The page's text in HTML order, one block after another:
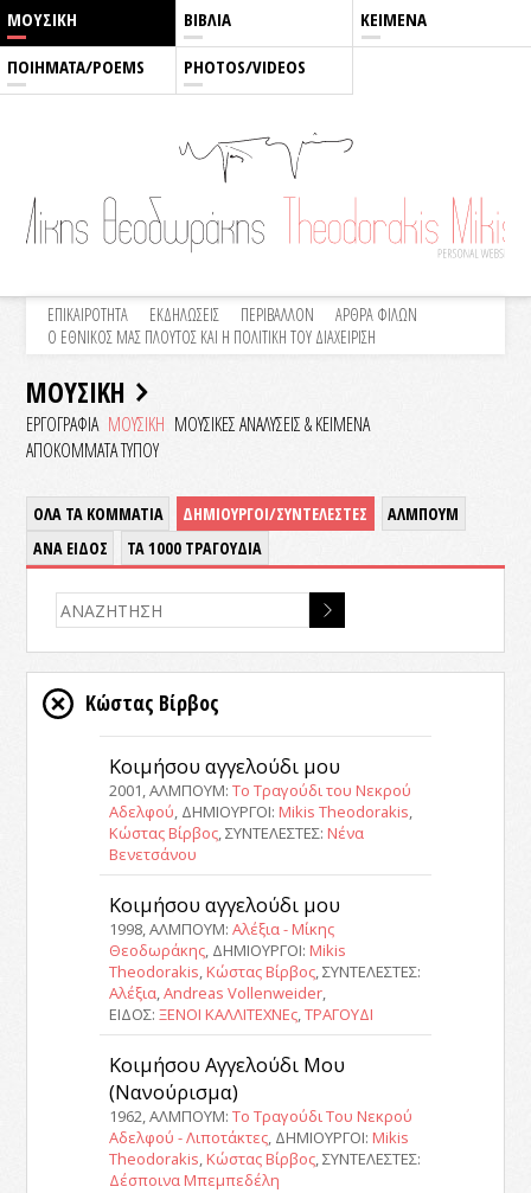
ΜΟΥΣΙΚΗ ΒΙΒΛΙΑ ΚΕΙΜΕΝΑ
ΠΟΙΗΜΑΤΑ/POEMS PHOTOS/VIDEOS
ΕΠΙΚΑΙΡΟΤΗΤΑ ΕΚΔΗΛΩΣΕΙΣ ΠΕΡΙΒΑΛΛΟΝ
ΑΡΘΡΑ ΦΙΛΩΝ
Ο ΕΘΝΙΚΟΣ ΜΑΣ ΠΛΟΥΤΟΣ ΚΑΙ Η ΠΟΛΙΤΙΚΗ ΤΟΥ ΔΙΑΧΕΙΡΙΣΗ
ΜΟΥΣΙΚΗ
ΕΡΓΟΓΡΑΦΙΑ ΜΟΥΣΙΚΗ ΜΟΥΣΙΚΕΣ ΑΝΑΛΥΣΕΙΣ & KEIMENA
ΑΠΟΚΟΜΜΑΤΑ ΤΥΠΟΥ
ΟΛΑ ΤΑ ΚΟΜΜΑΤΙΑ ΔΗΜΙΟΥΡΓΟΙ/ΣΥΝΤΕΛΕΣΤΕΣ
ΑΛΜΠΟΥΜ
ΑΝΑ ΕΙΔΟΣ
ΤΑ 1000 ΤΡΑΓΟΥΔΙΑ
Κώστας Βίρβος
Κοιμήσου αγγελούδι μου
2001, ΑΛΜΠΟΥΜ: Το Τραγούδι του Νεκρού
Αδελφού, ΔΗΜΙΟΥΡΓΟΙ: Mikis Theodorakis,
Κώστας Βίρβος, ΣΥΝΤΕΛΕΣΤΕΣ: Νένα
Βενετσάνου
Κοιμήσου αγγελούδι μου
1998, ΑΛΜΠΟΥΜ: Αλέξια - Μίκης
Θεοδωράκης, ΔΗΜΙΟΥΡΓΟΙ: Mikis
Theodorakis, Κώστας Βίρβος, ΣΥΝΤΕΛΕΣΤΕΣ:
Αλέξια,Andreas Vollenweider,
ΕΙΔΟΣ: ΞΕΝΟΙ ΚΑΛΛΙΤΕΧΝΕς,ΤΡΑΓΟΥΔΙ
Κοιμήσου Αγγελούδι Μου
(Νανούρισμα)
1962, ΑΛΜΠΟΥΜ: Το Τραγούδι Του Νεκρού
Αδελφού - Λιποτάκτες, ΔΗΜΙΟΥΡΓΟΙ: Mikis
Theodorakis, Κώστας Βίρβος, ΣΥΝΤΕΛΕΣΤΕΣ:
Δέσποινα Μπεμπεδέλη